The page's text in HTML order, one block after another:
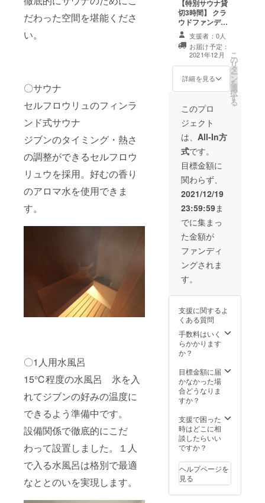
だわった空間を堪能くださ
い。
〇サウナ
セルフロウリュのフィンラ
ンド式サウナ
ジブンのタイミング・熱さ
の調整ができるセルフロウ
リュウを採用。好むの香り
のアロマ水を使用できま
す。
〇1人用水風呂
15℃程度の水風呂 氷を入
れてジブンの好みの温度に
できるよう準備中です。
設備関係で徹底的にこだ
わって設置しました。１人
で入る水風呂は格別で最適
なととのいを実現します。
ドファ
ンディ
定で値
下げさ
せてい
ただい
ており
【特別サウナ貸
切3時間】 クラ
ウドファンディ
ング様限定で全
フロア4部屋貸切
実施！ 皆様でサ
ウナパーティを
心ゆくまでお楽
しみください。
180,000円(12－
間）
支援者：0人
お届け予定：
2021年12月
詳細を見る
こ
の
リ
タ
ー
ン
を
選
択
す
る
このプロ
ジェクト
は、 All-In方
式です。
目標金額に
関わらず、
2021/12/19
23:59:59ま
でに集まっ
た金額が
ファンディ
ングされま
す。
支援に関するよ
くある質問
手数料はいく
らかかります
か？
目標金額に届
かなかった場
合どうなりま
すか？
支援で困った
時はどこに相
談したらいい
ですか？
ヘルプページを
見る